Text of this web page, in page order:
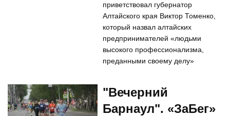
приветствовал губернатор
Алтайского края Виктор Томенко,
который назвал алтайских
предпринимателей «людьми
высокого профессионализма,
преданными своему делу»
"Вечерний
Барнаул". «ЗаБег»